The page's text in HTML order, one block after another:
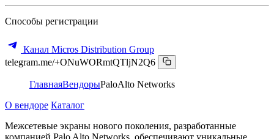
Способы регистрации
Канал Micros Distribution Group
telegram.me/+ONuWORmtQTljN2Q6
ГлавнаяВендорыPaloAlto Networks
О вендоре Каталог
Межсетевые экраны нового поколения, разработанные
компанией Palo Alto Networks, обеспечивают уникальные